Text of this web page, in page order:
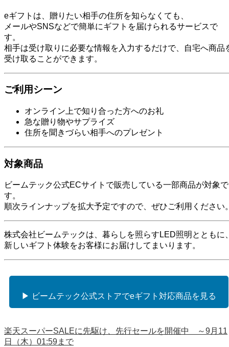
eギフトは、贈りたい相手の住所を知らなくても、
メールやSNSなどで簡単にギフトを届けられるサービスで
す。
相手は受け取りに必要な情報を入力するだけで、自宅へ商品
受け取ることができます。
ご利用シーン
オンライン上で知り合った方へのお礼
急な贈り物やサプライズ
住所を聞きづらい相手へのプレゼント
対象商品
ビームテック公式ECサイトで販売している一部商品が対象で
す。
順次ラインナップを拡大予定ですので、ぜひご利用ください
株式会社ビームテックは、暮らしを照らすLED照明とともに
新しいギフト体験をお客様にお届けしてまいります。
▶ ビームテック公式ストアでeギフト対応商品を見る
楽天スーパーSALEに先駆け、先行セールを開催中 ～9月11
日（木）01:59まで